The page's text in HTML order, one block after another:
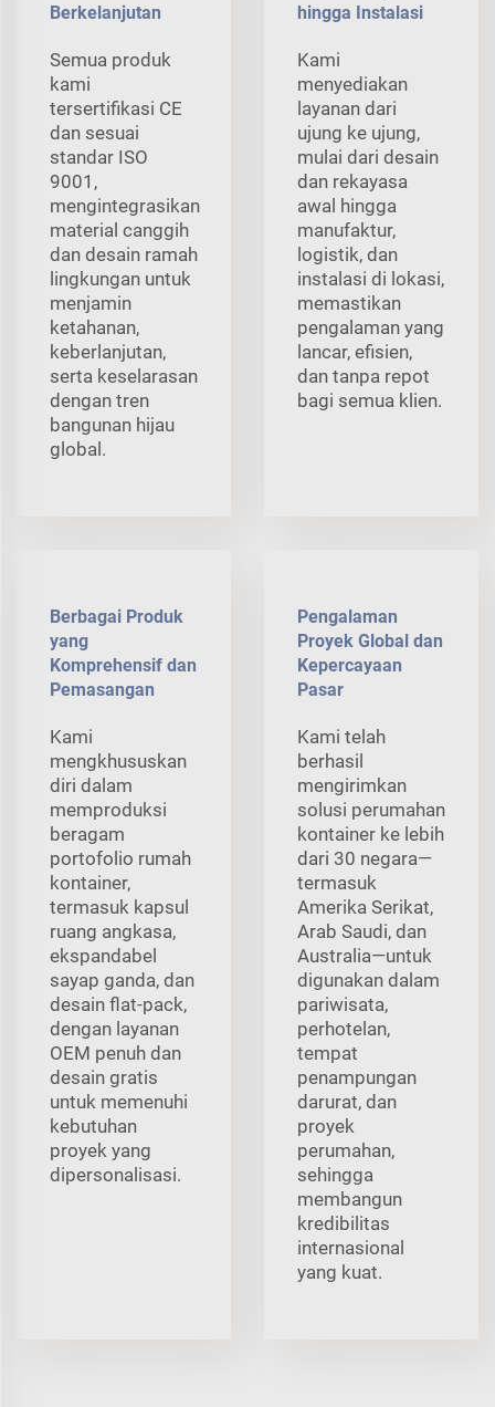
Berkelanjutan
Semua produk
kami
tersertifikasi CE
dan sesuai
standar ISO
9001,
mengintegrasikan
material canggih
dan desain ramah
lingkungan untuk
menjamin
ketahanan,
keberlanjutan,
serta keselarasan
dengan tren
bangunan hijau
global.
hingga Instalasi
Kami
menyediakan
layanan dari
ujung ke ujung,
mulai dari desain
dan rekayasa
awal hingga
manufaktur,
logistik, dan
instalasi di lokasi,
memastikan
pengalaman yang
lancar, efisien,
dan tanpa repot
bagi semua klien.
Berbagai Produk
yang
Komprehensif dan
Pemasangan
Kami
mengkhususkan
diri dalam
memproduksi
beragam
portofolio rumah
kontainer,
termasuk kapsul
ruang angkasa,
ekspandabel
sayap ganda, dan
desain flat-pack,
dengan layanan
OEM penuh dan
desain gratis
untuk memenuhi
kebutuhan
proyek yang
dipersonalisasi.
Pengalaman
Proyek Global dan
Kepercayaan
Pasar
Kami telah
berhasil
mengirimkan
solusi perumahan
kontainer ke lebih
dari 30 negara—
termasuk
Amerika Serikat,
Arab Saudi, dan
Australia—untuk
digunakan dalam
pariwisata,
perhotelan,
tempat
penampungan
darurat, dan
proyek
perumahan,
sehingga
membangun
kredibilitas
internasional
yang kuat.